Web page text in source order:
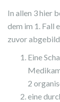
In allen 3 hier
dem im 1. Fall
zuvor
Eine
2
eine